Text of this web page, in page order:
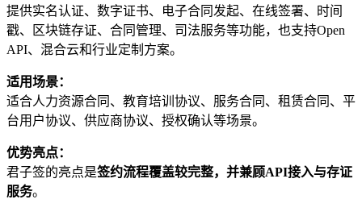
提供实名认证、数字证书、电子合同发起、在线签署、时间
戳、区块链存证、合同管理、司法服务等功能，也支持Open
API、混合云和行业定制方案。
适用场景：
适合人力资源合同、教育培训协议、服务合同、租赁合同、平
台用户协议、供应商协议、授权确认等场景。
优势亮点：
君子签的亮点是签约流程覆盖较完整，并兼顾API接入与存证
服务。